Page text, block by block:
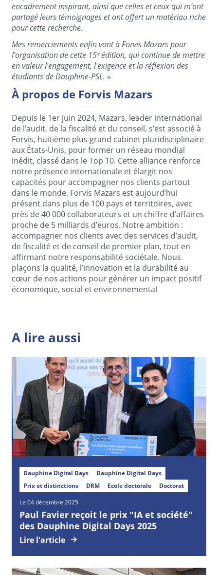
encadrement inspirant, ainsi que celles et ceux qui m’ont
partagé leurs témoignages et ont offert un matériau riche
pour cette recherche.
Mes remerciements enfin vont à Forvis Mazars pour
l’organisation de cette 15ᵉ édition, qui continue de mettre
en valeur l'engagement, l'exigence et la réflexion des
étudiants de Dauphine-PSL. »
À propos de Forvis Mazars
Depuis le 1er juin 2024, Mazars, leader international
de l’audit, de la fiscalité et du conseil, s’est associé à
Forvis, huitième plus grand cabinet pluridisciplinaire
aux États-Unis, pour former un réseau mondial
inédit, classé dans le Top 10. Cette alliance renforce
notre présence internationale et élargit nos
capacités pour accompagner nos clients partout
dans le monde. Forvis Mazars est aujourd’hui
présent dans plus de 100 pays et territoires, avec
près de 40 000 collaborateurs et un chiffre d’affaires
proche de 5 milliards d’euros. Notre ambition :
accompagner nos clients avec des services d’audit,
de fiscalité et de conseil de premier plan, tout en
affirmant notre responsabilité sociétale. Nous
plaçons la qualité, l’innovation et la durabilité au
cœur de nos actions pour générer un impact positif
économique, social et environnemental
A lire aussi
Dauphine Digital Days
Dauphine Digital Days
Prix et distinctions
DRM Ecole doctorale Doctorat
Le 04 décembre 2025
Paul Favier reçoit le prix "IA et société"
des Dauphine Digital Days 2025
Lire l'article